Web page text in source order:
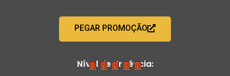
PEGAR PROMOÇÃO
Nível de Urgência: